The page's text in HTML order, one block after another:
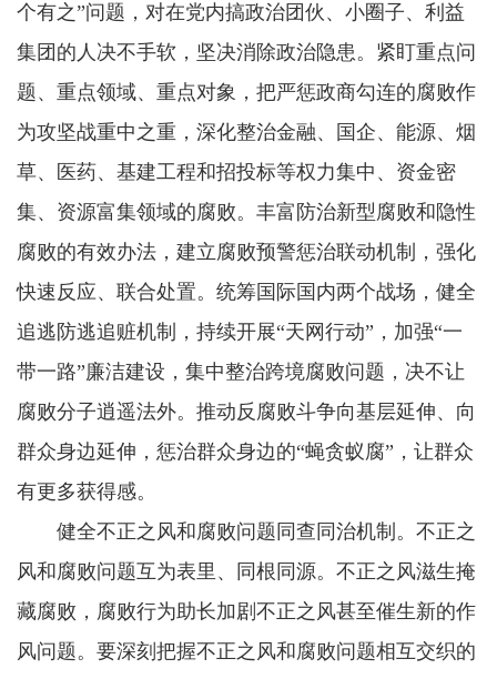
个有之”问题，对在党内搞政治团伙、小圈子、利益
集团的人决不手软，坚决消除政治隐患。紧盯重点问
题、重点领域、重点对象，把严惩政商勾连的腐败作
为攻坚战重中之重，深化整治金融、国企、能源、烟
草、医药、基建工程和招投标等权力集中、资金密
集、资源富集领域的腐败。丰富防治新型腐败和隐性
腐败的有效办法，建立腐败预警惩治联动机制，强化
快速反应、联合处置。统筹国际国内两个战场，健全
追逃防逃追赃机制，持续开展“天网行动”，加强“一
带一路”廉洁建设，集中整治跨境腐败问题，决不让
腐败分子逍遥法外。推动反腐败斗争向基层延伸、向
群众身边延伸，惩治群众身边的“蝇贪蚁腐”，让群众
有更多获得感。
健全不正之风和腐败问题同查同治机制。不正之
风和腐败问题互为表里、同根同源。不正之风滋生掩
藏腐败，腐败行为助长加剧不正之风甚至催生新的作
风问题。要深刻把握不正之风和腐败问题相互交织的